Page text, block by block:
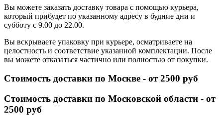
Вы можете заказать доставку товара с помощью курьера,
который прибудет по указанному адресу в будние дни и
субботу с 9.00 до 22.00.
Вы вскрываете упаковку при курьере, осматриваете на
целостность и соответствие указанной комплектации. После
вы можете отказаться частично или полностью от покупки.
Стоимость доставки по Москве - от 2500 руб
Стоимость доставки по Московской области - от
2500 руб